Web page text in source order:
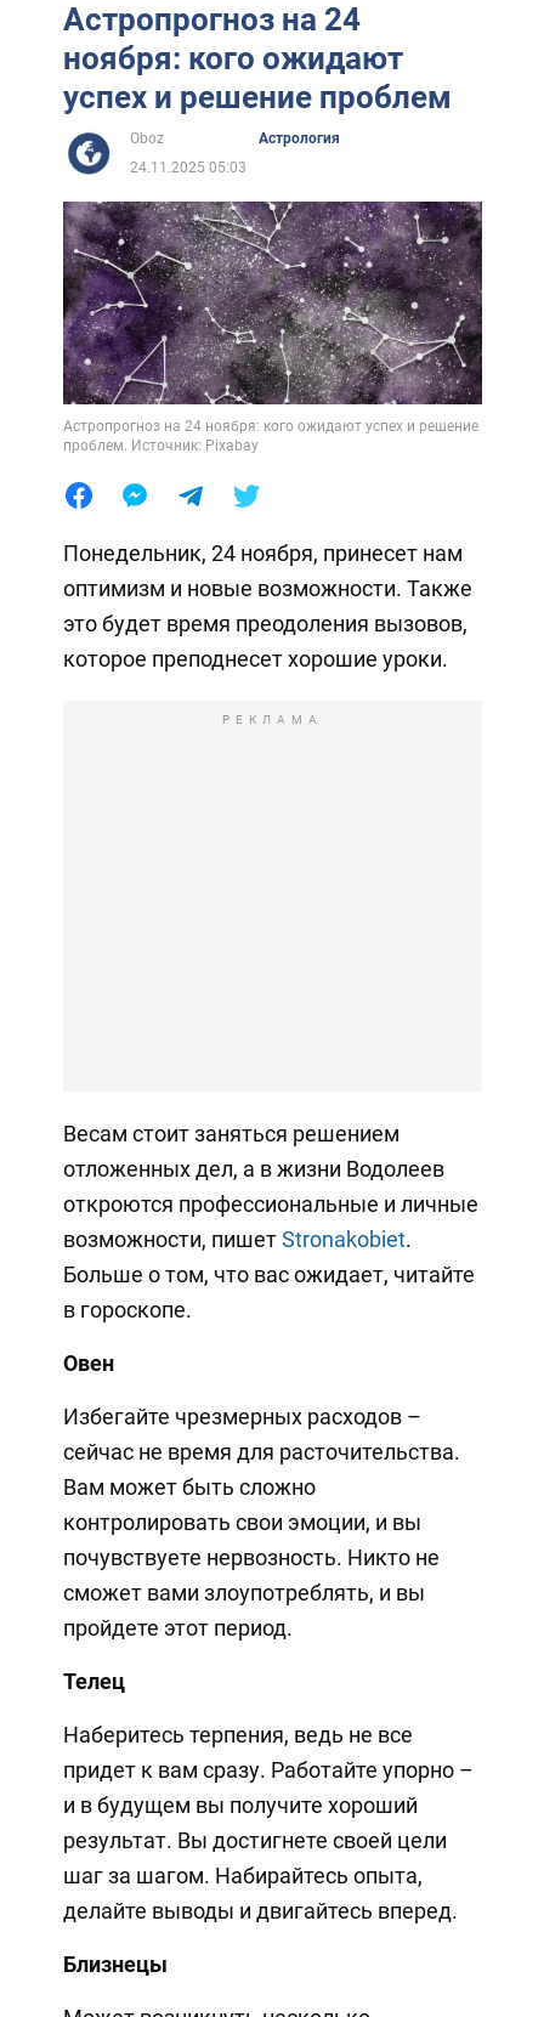
Астропрогноз на 24
ноября: кого ожидают
успех и решение проблем
Oboz
Астрология
24.11.2025 05:03
Астропрогноз на 24 ноября: кого ожидают успех и решение
проблем. Источник: Pixabay
Понедельник, 24 ноября, принесет нам
оптимизм и новые возможности. Также
это будет время преодоления вызовов,
которое преподнесет хорошие уроки.
РЕКЛАМА
Весам стоит заняться решением
отложенных дел, а в жизни Водолеев
откроются профессиональные и личные
возможности, пишетStronakobiet.
Больше о том, что вас ожидает, читайте
в гороскопе.
Овен
Избегайте чрезмерных расходов –
сейчас не время для расточительства.
Вам может быть сложно
контролировать свои эмоции, и вы
почувствуете нервозность. Никто не
сможет вами злоупотреблять, и вы
пройдете этот период.
Телец
Наберитесь терпения, ведь не все
придет к вам сразу. Работайте упорно –
и в будущем вы получите хороший
результат. Вы достигнете своей цели
шаг за шагом. Набирайтесь опыта,
делайте выводы и двигайтесь вперед.
Близнецы